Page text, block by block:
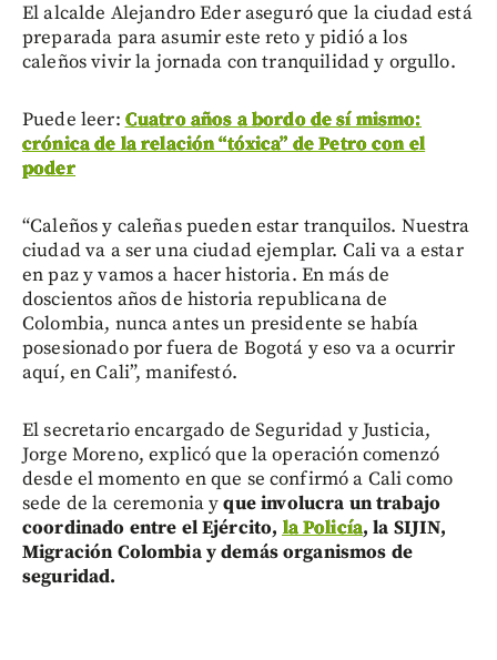
El alcalde Alejandro Eder aseguró que la ciudad está
preparada para asumir este reto y pidió a los
caleños vivir la jornada con tranquilidad y orgullo.
Puede leer: Cuatro años a bordo de sí mismo:
crónica de la relación “tóxica” de Petro con el
poder
“Caleños y caleñas pueden estar tranquilos. Nuestra
ciudad va a ser una ciudad ejemplar. Cali va a estar
en paz y vamos a hacer historia. En más de
doscientos años de historia republicana de
Colombia, nunca antes un presidente se había
posesionado por fuera de Bogotá y eso va a ocurrir
aquí, en Cali”, manifestó.
El secretario encargado de Seguridad y Justicia,
Jorge Moreno, explicó que la operación comenzó
desde el momento en que se confirmó a Cali como
sede de la ceremonia yque involucra un trabajo
coordinado entre el Ejército, la Policía, la SIJIN,
Migración Colombia y demás organismos de
seguridad.